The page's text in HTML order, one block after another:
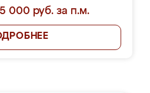
000 руб. за п.м.